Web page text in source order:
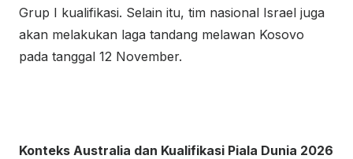
Grup I kualifikasi. Selain itu, tim nasional Israel juga
akan melakukan laga tandang melawan Kosovo
pada tanggal 12 November.
Konteks Australia dan Kualifikasi Piala Dunia 2026